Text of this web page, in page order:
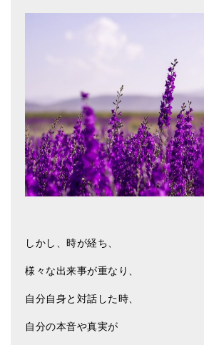
しかし、時が経ち、
様々な出来事が重なり、
自分自身と対話した時、
自分の本音や真実が